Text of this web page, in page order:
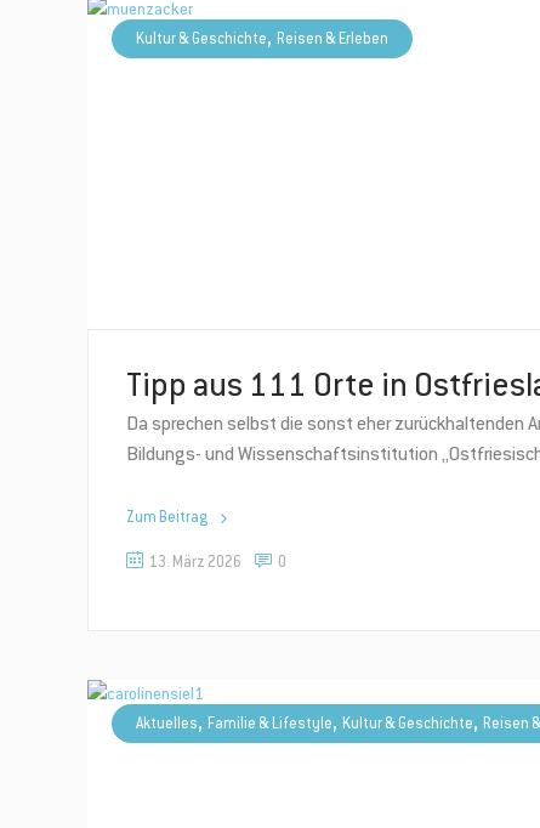
Kultur & Geschichte, Reisen & Erleben
Tipp aus 111 Orte in
Da sprechen selbst die sonst eher zurückhaltenden
Bildungs- und Wissenschaftsinstitution
Zum Beitrag
13. März 2026 0
Aktuelles, Familie & Lifestyle, Kultur & Geschichte, Reisen